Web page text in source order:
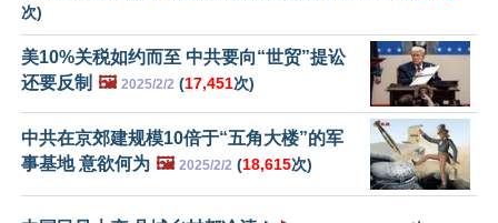
次)
美10%关税如约而至 中共要向“世贸”提讼
还要反制 🖼️ 2025/2/2 (17,451次)
中共在京郊建规模10倍于“五角大楼”的军
事基地 意欲何为 🖼️ 2025/2/2 (18,615次)